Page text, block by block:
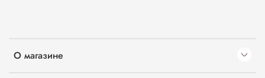
О магазине